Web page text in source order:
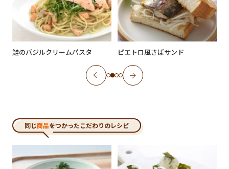
鮭のバジルクリームパスタ ピエトロ風さばサンド
同じ商品をつかったこだわりのレシピ